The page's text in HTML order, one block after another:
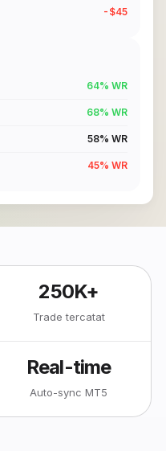
-$45
64% WR
68% WR
58% WR
45% WR
250K+
Trade tercatat
Real-time
Auto-sync MT5